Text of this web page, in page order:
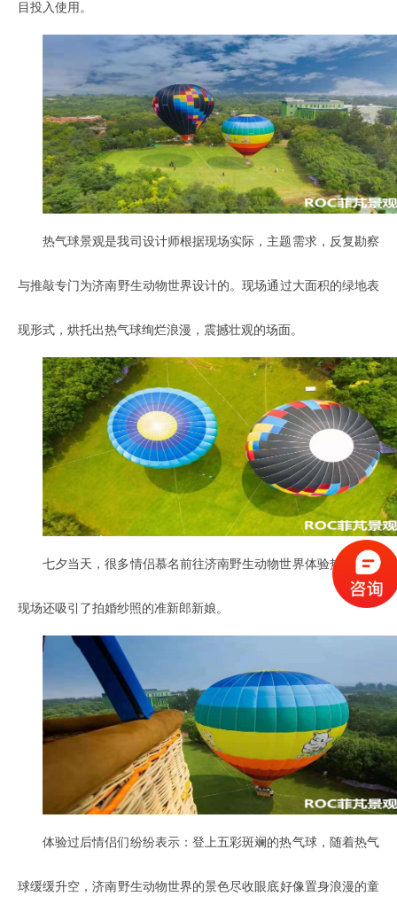
目投入使用。
热气球景观是我司设计师根据现场实际，主题需求，反复勘察
与推敲专门为济南野生动物世界设计的。现场通过大面积的绿地表
现形式，烘托出热气球绚烂浪漫，震撼壮观的场面。
七夕当天，很多情侣慕名前往济南野生动物世界体验热气球。
现场还吸引了拍婚纱照的准新郎新娘。
体验过后情侣们纷纷表示：登上五彩斑斓的热气球，随着热气
球缓缓升空，济南野生动物世界的景色尽收眼底好像置身浪漫的童